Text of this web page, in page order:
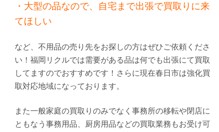
・大型の品なので、自宅まで出張で買取りに来
てほしい
など、不用品の売り先をお探しの方はぜひご依頼くださ
い！福岡リクルでは需要がある品は何でも出張にて買取
してますのでおすすめです！さらに現在春日市は強化買
取対応地域になっております。
また一般家庭の買取りのみでなく事務所の移転や閉店に
ともなう事務用品、厨房用品などの買取業務もお受け可